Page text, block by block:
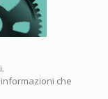
che